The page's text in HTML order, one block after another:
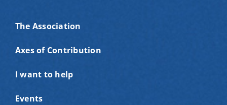
The Association
Axes of Contribution
I want to help
Events